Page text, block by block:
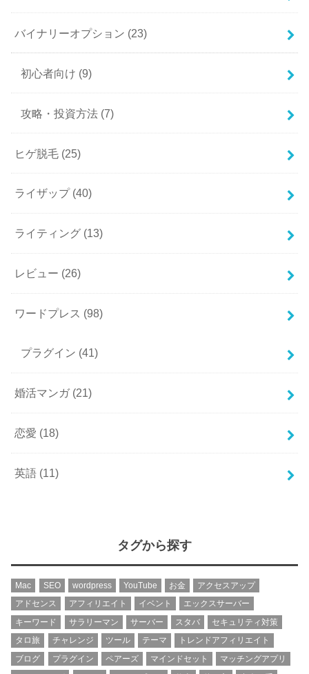
バイナリーオプション (23)
初心者向け (9)
攻略・投資方法 (7)
ヒゲ脱毛 (25)
ライザップ (40)
ライティング (13)
レビュー (26)
ワードプレス (98)
プラグイン (41)
婚活マンガ (21)
恋愛 (18)
英語 (11)
タグから探す
Mac SEO wordpress YouTube お金
アクセスアップ
アドセンス
アフィリエイト イベント
エックスサーバー
キーワード
サラリーマン サーバー スタバ
セキュリティ対策
タロ旅
チャレンジ ツール テーマ
トレンドアフィリエイト
ブログ
プラグイン ペアーズ マインドセット
マッチングアプリ